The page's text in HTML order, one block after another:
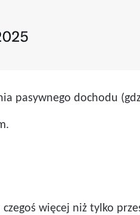
pasywnego dochodu
więcej niż tylko